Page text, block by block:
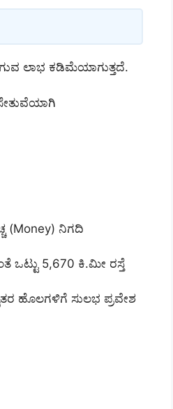
ಲಾಭ ಕಡಿಮೆಯಾಗುತ್ತದೆ.
(Money) ನಿಗದಿ
ಒಟ್ಟು 5,670 ಕಿ.ಮೀ ರಸ್ತೆ
ಹೊಲಗಳಿಗೆ ಸುಲಭ ಪ್ರವೇಶ